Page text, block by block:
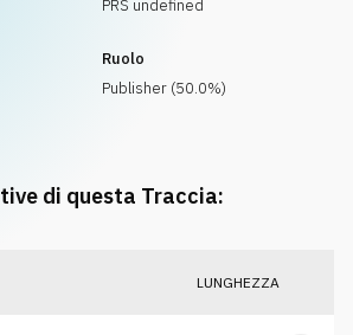
PRS undefined
Ruolo
Publisher (50.0%)
di questa Traccia:
LUNGHEZZA